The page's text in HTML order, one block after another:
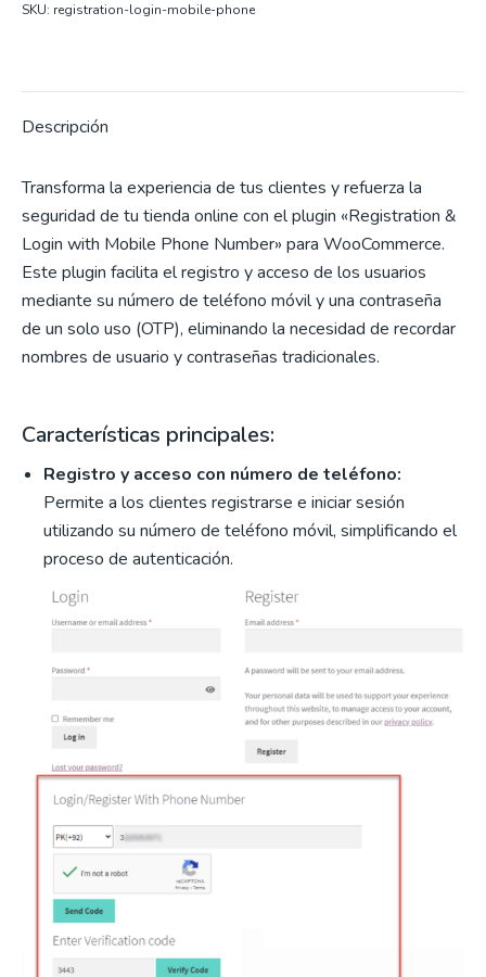
teléfono
WooCommerce
cantidad
SKU: registration-login-mobile-phone
Descripción
Transforma la experiencia de tus clientes y refuerza la
seguridad de tu tienda online con el plugin «Registration &
Login with Mobile Phone Number» para WooCommerce.
Este plugin facilita el registro y acceso de los usuarios
mediante su número de teléfono móvil y una contraseña
de un solo uso (OTP), eliminando la necesidad de recordar
nombres de usuario y contraseñas tradicionales.
Características principales:
Registro y acceso con número de teléfono:
Permite a los clientes registrarse e iniciar sesión
utilizando su número de teléfono móvil, simplificando el
proceso de autenticación.